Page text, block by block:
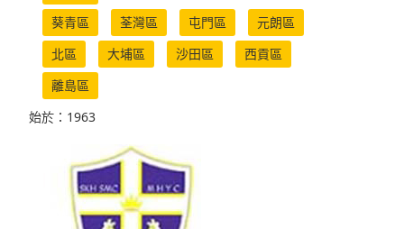
葵青區
荃灣區 屯門區
元朗區
北區
大埔區 沙田區
西貢區
離島區
始於：1963